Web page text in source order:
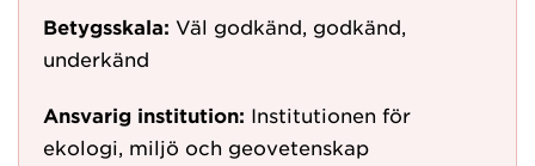
Betygsskala: Väl godkänd, godkänd,
underkänd
Ansvarig institution: Institutionen för
ekologi, miljö och geovetenskap